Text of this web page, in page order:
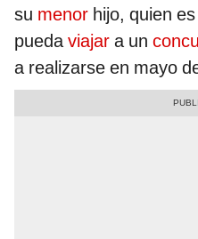
su menor hijo, quien es
puedaviajar a un
a realizarse en mayo